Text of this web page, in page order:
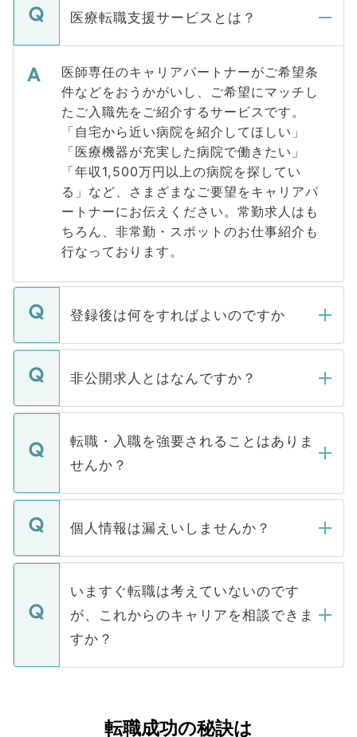
医療転職支援サービスとは？
医師専任のキャリアパートナーがご希望条
件などをおうかがいし、ご希望にマッチし
たご入職先をご紹介するサービスです。
「自宅から近い病院を紹介してほしい」
「医療機器が充実した病院で働きたい」
「年収1,500万円以上の病院を探してい
る」など、さまざまなご要望をキャリアパ
ートナーにお伝えください。常勤求人はも
ちろん、非常勤・スポットのお仕事紹介も
行なっております。
登録後は何をすればよいのですか
ご登録いただきましたら、弊社担当者がご
登録内容を確認し、その後メールもしくは
ます。通常、5営業日以内にはご連絡をせて
いただきますので、しばらくお待ちくださ
非公開求人とはなんですか？
マイナビDOCTORで取り扱っている求人の
うち約3割は、Webサイトからご覧いただ
けない「非公開求人」です。非公開求人は
下記の理由によって、一般には公開してい
ません。
■応募殺到を避けるため 人気のある医療機
関を公にしてしまうと、応募が殺到する場
に、医療機関が求める条件に合った人材の
みを人材紹介会社に依頼するケースが増え
ています。
転職・入職を強要されることはありま
せんか？
転職・入職を強要することは一切ありませ
ん。また、仮に応募先から内定をいただい
定を承諾する必要はありません。内定先へ
の辞退の連絡はキャリアパートナーが行い
個人情報は漏えいしませんか？
個人情報が漏えいすることはありませんの
で、ご安心ください。当サイトからの登録
などで収集したご登録者様の個人情報は、
ご本人のキャリアアップおよび転職活動の
支援を目的に使用いたします。お預かりし
ているすべての個人データはご本人の許可
は、個人情報の取り扱いについての厳密な
いますぐ転職は考えていないのです
が、これからのキャリアを相談できま
すか？
かがいして、現在の医療機関の状況や紹介
転職成功の秘訣は